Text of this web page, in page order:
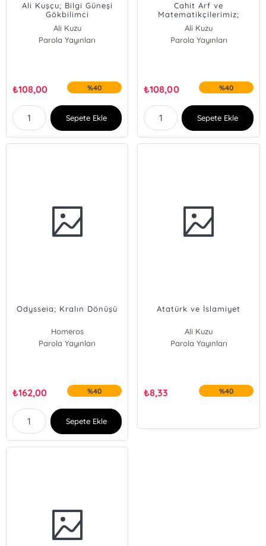
Ali Kuşçu; Bilgi Güneşi
Gökbilimci
Ali Kuzu
Parola Yayınları
₺108,00 %40
Sepete Ekle
Cahit Arf ve
Matematikçilerimiz;
Dünya Matematik
Tarihindeki Dahilerimiz
Ali Kuzu
Parola Yayınları
₺108,00 %40
Sepete Ekle
Odysseia; Kralın Dönüşü
Homeros
Parola Yayınları
₺162,00 %40
Sepete Ekle
Atatürk ve İslamiyet
Ali Kuzu
Parola Yayınları
₺8,33 %40